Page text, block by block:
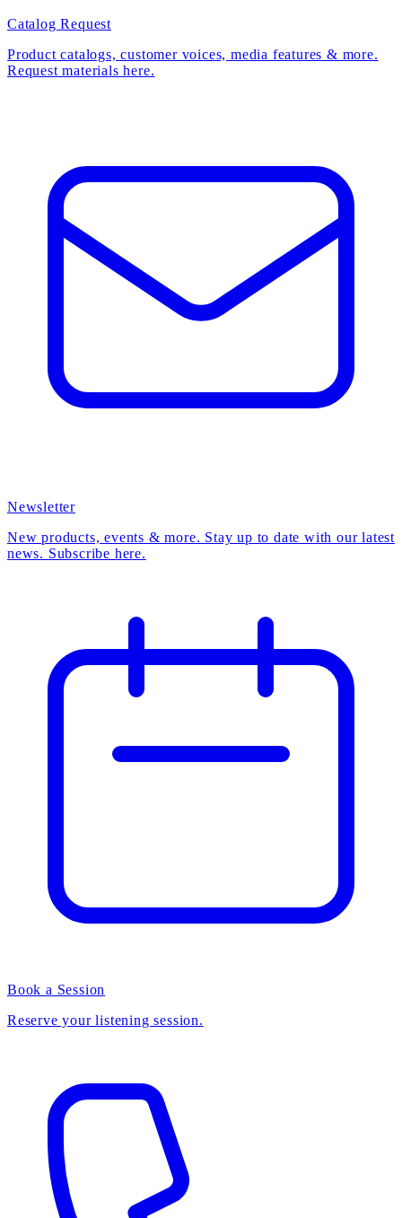
Catalog Request
Product catalogs, customer voices, media features & more.
Request materials here.
Newsletter
New products, events & more. Stay up to date with our latest
news. Subscribe here.
Book a Session
Reserve your listening session.